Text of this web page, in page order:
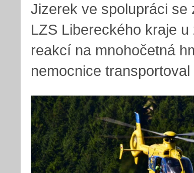
Jizerek ve spolupráci
LZS Libereckého kraje
reakcí na mnohočetná
nemocnice